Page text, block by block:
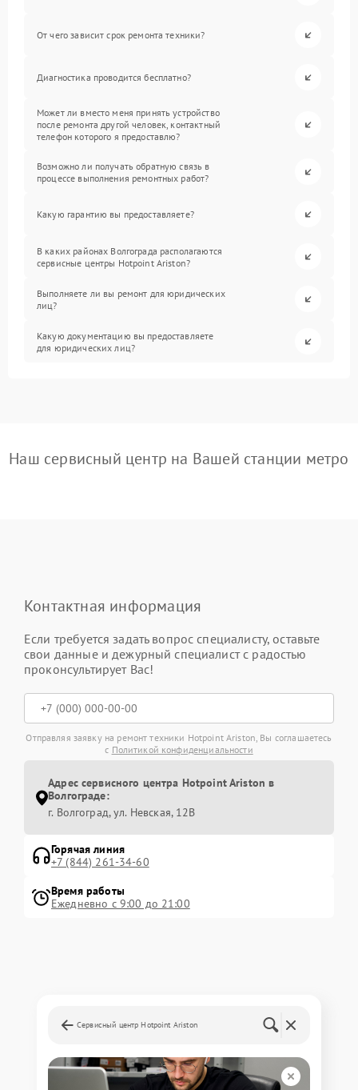
От чего зависит срок ремонта техники?
Диагностика проводится бесплатно?
Может ли вместо меня принять устройство
после ремонта другой человек, контактный
телефон которого я предоставлю?
Возможно ли получать обратную связь в
процессе выполнения ремонтных работ?
Какую гарантию вы предоставляете?
В каких районах Волгограда располагаются
сервисные центры Hotpoint Ariston?
Выполняете ли вы ремонт для юридических
лиц?
Какую документацию вы предоставляете
для юридических лиц?
Наш сервисный центр на Вашей станции метро
Контактная информация
Если требуется задать вопрос специалисту, оставьте
свои данные и дежурный специалист с радостью
проконсультирует Вас!
Отправляя заявку на ремонт техники Hotpoint Ariston, Вы соглашаетесь
с Политикой конфиденциальности
Адрес сервисного центра Hotpoint Ariston в
Волгограде:
г. Волгоград, ул. Невская, 12В
Горячая линия
+7 (844) 261-34-60
Время работы
Ежедневно с 9:00 до 21:00
Сервисный центр Hotpoint Ariston